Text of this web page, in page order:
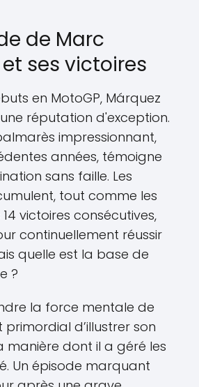
de Marc
ses victoires
en MotoGP, Márquez
réputation d'exception.
impressionnant,
années, témoigne
sans faille. Les
tout comme les
victoires consécutives,
continuellement réussir
quelle est la base de
?
la force mentale de
primordial d’illustrer son
manière dont il a géré les
Un épisode marquant